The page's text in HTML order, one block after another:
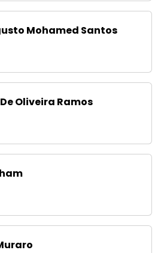
Mohamed Santos
Oliveira Ramos